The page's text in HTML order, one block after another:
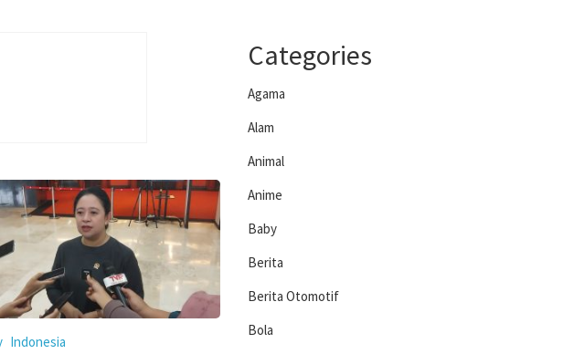
Indonesia
Categories
Agama
Alam
Animal
Anime
Baby
Berita
Berita Otomotif
Bola